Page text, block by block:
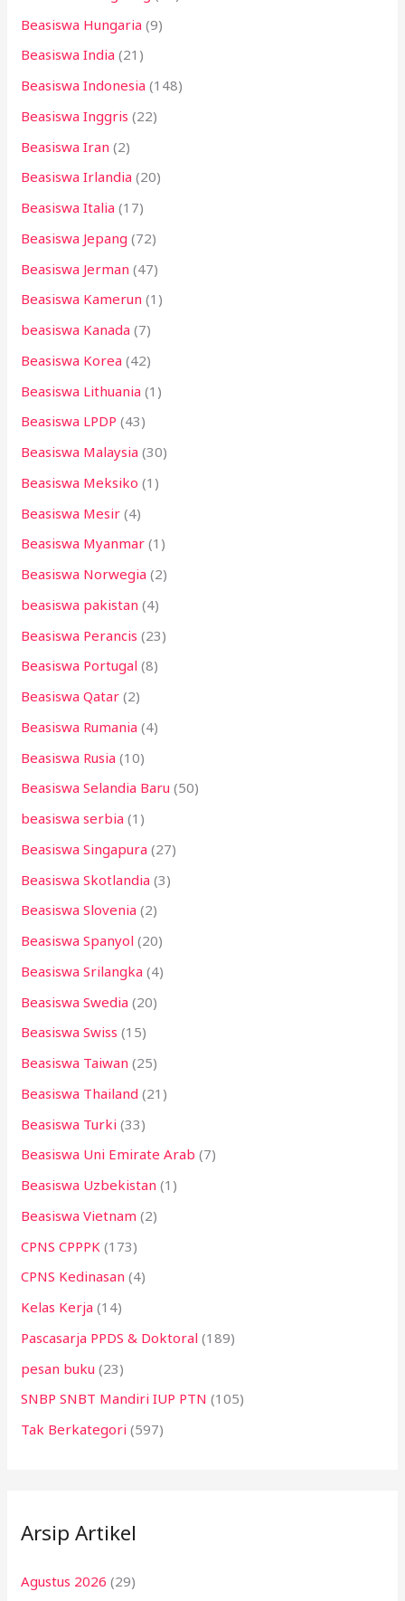
Beasiswa Hungaria (9)
Beasiswa India (21)
Beasiswa Indonesia (148)
Beasiswa Inggris (22)
Beasiswa Iran (2)
Beasiswa Irlandia (20)
Beasiswa Italia (17)
Beasiswa Jepang (72)
Beasiswa Jerman (47)
Beasiswa Kamerun (1)
beasiswa Kanada (7)
Beasiswa Korea (42)
Beasiswa Lithuania (1)
Beasiswa LPDP (43)
Beasiswa Malaysia (30)
Beasiswa Meksiko (1)
Beasiswa Mesir (4)
Beasiswa Myanmar (1)
Beasiswa Norwegia (2)
beasiswa pakistan (4)
Beasiswa Perancis (23)
Beasiswa Portugal (8)
Beasiswa Qatar (2)
Beasiswa Rumania (4)
Beasiswa Rusia (10)
Beasiswa Selandia Baru (50)
beasiswa serbia (1)
Beasiswa Singapura (27)
Beasiswa Skotlandia (3)
Beasiswa Slovenia (2)
Beasiswa Spanyol (20)
Beasiswa Srilangka (4)
Beasiswa Swedia (20)
Beasiswa Swiss (15)
Beasiswa Taiwan (25)
Beasiswa Thailand (21)
Beasiswa Turki (33)
Beasiswa Uni Emirate Arab (7)
Beasiswa Uzbekistan (1)
Beasiswa Vietnam (2)
CPNS CPPPK (173)
CPNS Kedinasan (4)
Kelas Kerja (14)
Pascasarja PPDS & Doktoral (189)
pesan buku (23)
SNBP SNBT Mandiri IUP PTN (105)
Tak Berkategori (597)
Arsip Artikel
Agustus 2026 (29)